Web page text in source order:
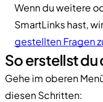
Wenn du weitere
SmartLinks hast,
gestellten Fragen
So erstellst du
Gehe im oberen
diesen Schritten: